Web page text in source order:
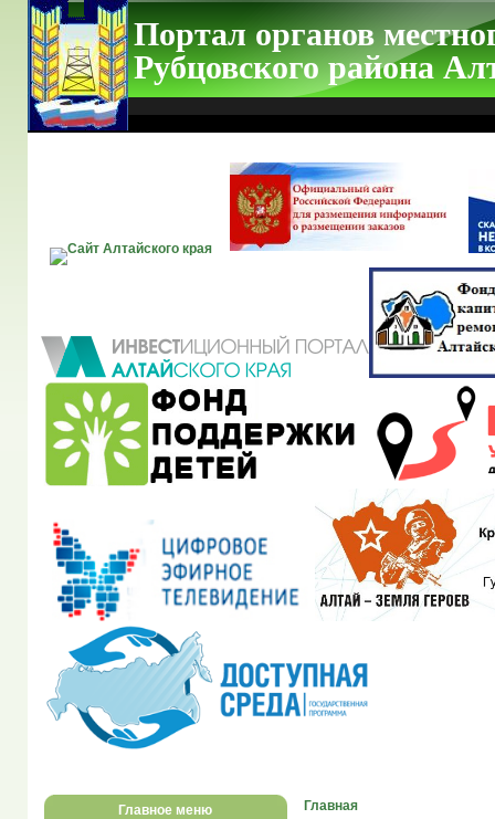
Портал органов
Рубцовского района
Главное меню Главная